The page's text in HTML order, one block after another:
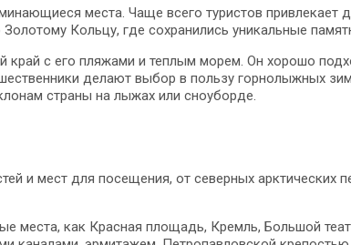
места. Чаще всего туристов привлекает
Кольцу, где сохранились уникальные
край с его пляжами и теплым морем. Он хорошо
делают выбор в пользу горнолыжных
страны на лыжах или сноуборде.
и мест для посещения, от северных
места, как Красная площадь, Кремль, Большой